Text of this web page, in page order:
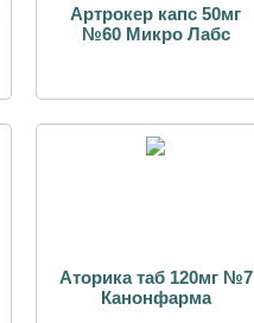
Артрокер капс 50мг
№60 Микро Лабс
Аторика таб 120мг №7
Канонфарма